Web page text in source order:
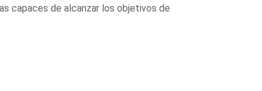
capaces de alcanzar los objetivos de